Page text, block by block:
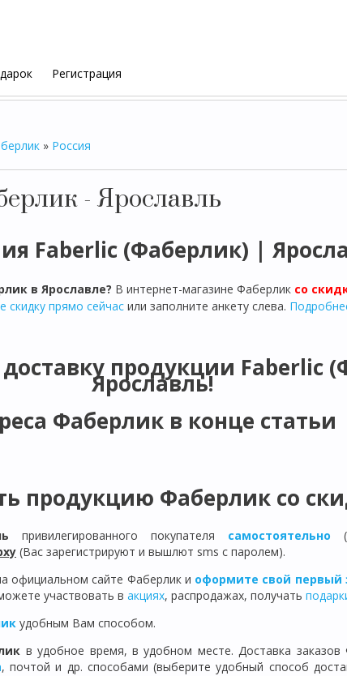
Регистрация
» Россия
- Ярославль
Faberlic (Фаберлик) |
в Ярославле? В интернет-магазине Фаберлик со
скидку прямо сейчасили заполните анкету слева.
продукции Faberlic
Ярославль!
Фаберлик в конце статьи
продукцию Фаберлик со
привилегированного покупателя самостоятельно
(Вас зарегистрируют и вышлют sms с паролем).
официальном сайте Фаберлик и оформите свой первый
участвовать в акциях, распродажах, получать
удобным Вам способом.
в удобное время, в удобном месте. Доставка
, почтой и др. способами (выберите удобный способ